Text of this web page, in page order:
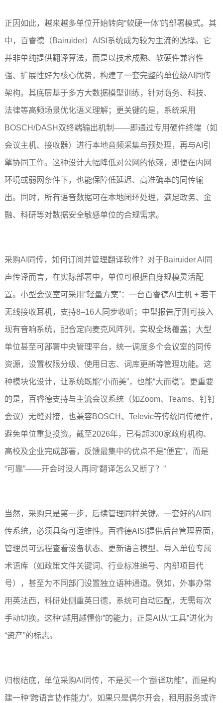
正因如此，越来越多单位开始转向“软硬一体”的部署模式。其
中，百睿德（Bairuider）AISI系统成为较为主流的选择。它
并非单纯提供翻译算法，而是以技术成熟、软硬件兼容性
强、扩展性好为核心优势，构建了一套完整的单位级AI同传
架构。其底层基于多方大数据模型训练，针对商务、科技、
法律等高频场景优化语义理解；更关键的是，系统采用
BOSCH/DASH双终端输出机制——即通过专用硬件终端（如
会议主机、接收器）进行本地音频采集与预处理，再与AI引
擎协同工作。这种设计大幅降低对公网的依赖，即便在内网
环境或弱网条件下，也能保障低延迟、高准确率的同传输
出。同时，所有语音数据可在本地闭环处理，满足政务、金
融、科研等对数据安全敏感单位的合规需求。
采购AI同传，如何订阅并管理翻译软件？对于Bairuider AI同
声传译而言，在实际部署中，单位可根据自身规模灵活配
置。小型会议室可采用“轻量方案”：一台百睿德AI主机 + 若干
无线接收耳机，支持8–16人同步收听；中型报告厅则可接入
现有音响系统，配合定向麦克风阵列，实现全场覆盖；大型
单位甚至可部署中央管理平台，统一调度多个会议室的同传
资源，设置权限分级、使用日志、词库更新等管理功能。这
种模块化设计，让系统既能“小而美”，也能“大而稳”。更重要
的是，百睿德支持与主流会议系统（如Zoom、Teams、钉钉
会议）无缝对接，也兼容BOSCH、Televic等传统同传硬件，
避免单位重复投资。截至2026年，已有超300家政府机构、
高校及企业完成部署，反馈最集中的优点不是“便宜”，而是
“可靠”——开会时没人再问“翻译怎么又断了？”
当然，采购只是第一步，后续管理同样关键。一套好的AI同
传系统，必须具备可运维性。百睿德AISI提供后台管理界面，
管理员可远程查看设备状态、更新语言模型、导入单位专属
术语库（如政策文件关键词、行业标准编号、内部项目代
号），甚至为不同部门设置独立语种通道。例如，外事办常
用英法西，科研处侧重英日德，系统可自动匹配，无需每次
手动切换。这种“越用越懂你”的能力，正是AI从“工具”进化为
“资产”的标志。
归根结底，单位采购AI同传，不是买一个“翻译功能”，而是构
建一种“跨语言协作能力”。如果只是偶尔开会，租用服务或许